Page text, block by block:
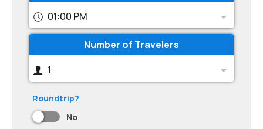
01:00 PM
Number of Travelers
1
Roundtrip?
No